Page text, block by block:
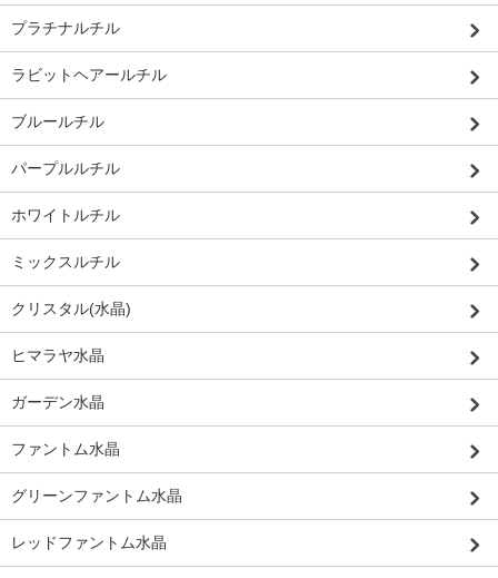
プラチナルチル
ラビットヘアールチル
ブルールチル
パープルルチル
ホワイトルチル
ミックスルチル
クリスタル(水晶)
ヒマラヤ水晶
ガーデン水晶
ファントム水晶
グリーンファントム水晶
レッドファントム水晶